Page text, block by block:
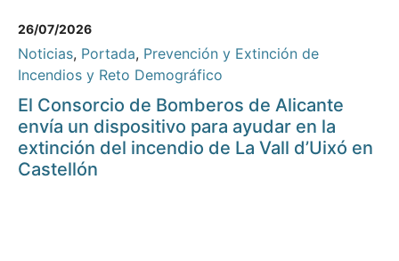
26/07/2026
Noticias, Portada, Prevención y Extinción de
Incendios y Reto Demográfico
El Consorcio de Bomberos de Alicante
envía un dispositivo para ayudar en la
extinción del incendio de La Vall d’Uixó en
Castellón